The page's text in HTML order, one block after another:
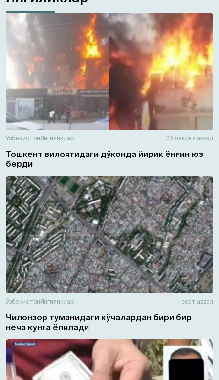
ЎзбекистонЯнгиликлар 23 дақиқа аввал
Тошкент вилоятидаги дўконда йирик ёнғин юз
берди
ЎзбекистонЯнгиликлар 1 соат аввал
Чилонзор туманидаги кўчалардан бири бир
неча кунга ёпилади